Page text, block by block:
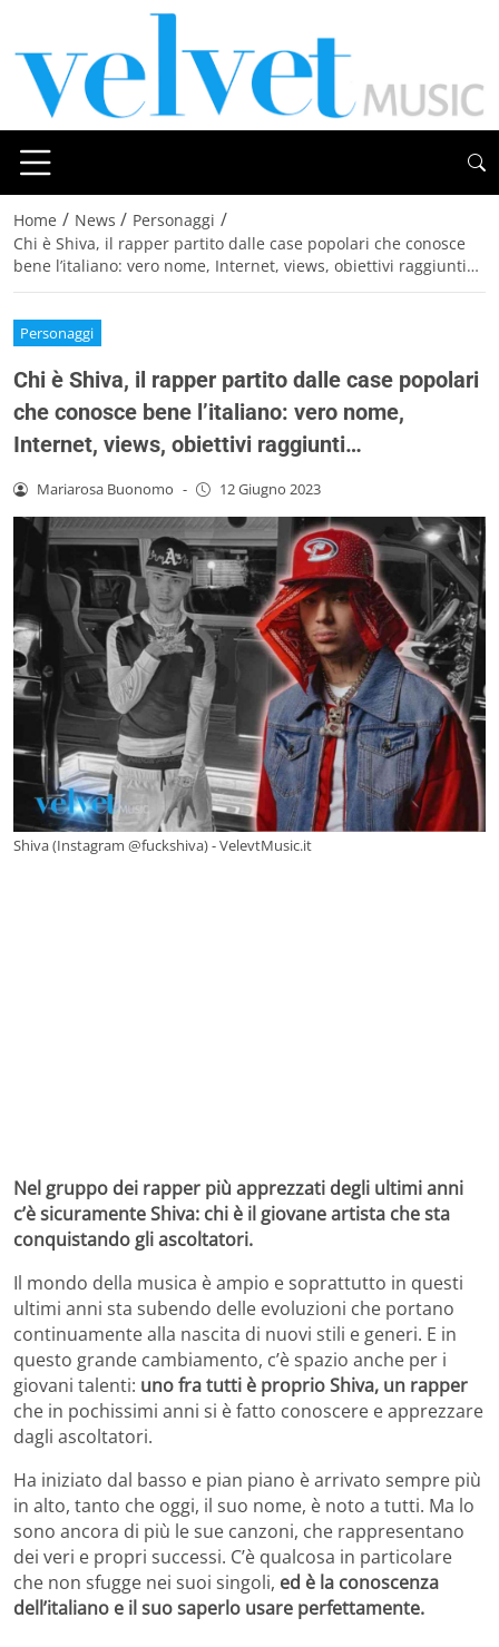
Home / News / Personaggi /
Chi è Shiva, il rapper partito dalle case popolari che conosce
bene l’italiano: vero nome, Internet, views, obiettivi raggiunti…
Personaggi
Chi è Shiva, il rapper partito dalle case popolari
che conosce bene l’italiano: vero nome,
Internet, views, obiettivi raggiunti…
Mariarosa Buonomo - 12 Giugno 2023
Shiva (Instagram @fuckshiva) - VelevtMusic.it
Nel gruppo dei rapper più apprezzati degli ultimi anni
c’è sicuramente Shiva: chi è il giovane artista che sta
conquistando gli ascoltatori.
Il mondo della musica è ampio e soprattutto in questi
ultimi anni sta subendo delle evoluzioni che portano
continuamente alla nascita di nuovi stili e generi. E in
questo grande cambiamento, c’è spazio anche per i
giovani talenti: uno fra tutti è proprio Shiva, un rapper
che in pochissimi anni si è fatto conoscere e apprezzare
dagli ascoltatori.
Ha iniziato dal basso e pian piano è arrivato sempre più
in alto, tanto che oggi, il suo nome, è noto a tutti. Ma lo
sono ancora di più le sue canzoni, che rappresentano
dei veri e propri successi. C’è qualcosa in particolare
che non sfugge nei suoi singoli, ed è la conoscenza
dell’italiano e il suo saperlo usare perfettamente.